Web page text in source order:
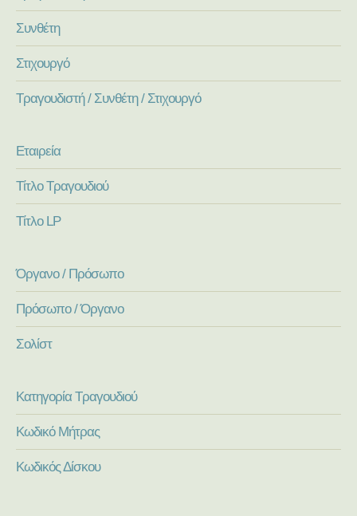
Συνθέτη
Στιχουργό
Τραγουδιστή / Συνθέτη / Στιχουργό
Εταιρεία
Τίτλο Τραγουδιού
Τίτλο LP
Όργανο / Πρόσωπο
Πρόσωπο / Όργανο
Σολίστ
Κατηγορία Τραγουδιού
Κωδικό Μήτρας
Κωδικός Δίσκου